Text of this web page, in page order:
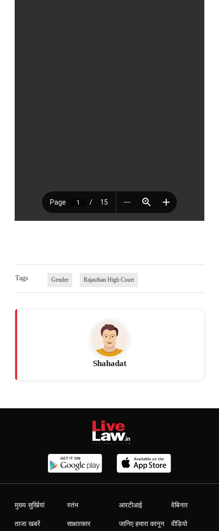
Tags Gender Rajasthan High Court
Shahadat
मुख्य सुर्खियां
ताजा खबरें
स्तंभ
साक्षात्कार
आरटीआई
जानिए हमारा कानून
वेबिनार
वीडियो